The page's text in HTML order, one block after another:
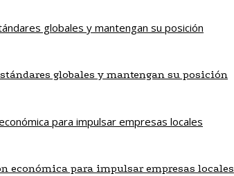
globales y mantengan su posición
económica para impulsar empresas locales